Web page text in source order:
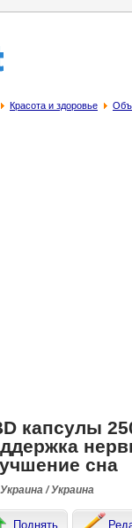
Красота и здоровье
капсулы
сна
/ Украина
Поднять